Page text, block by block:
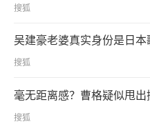
搜狐
吴建豪老婆真实身份是日
搜狐
毫无距离感？曹格疑似甩
搜狐